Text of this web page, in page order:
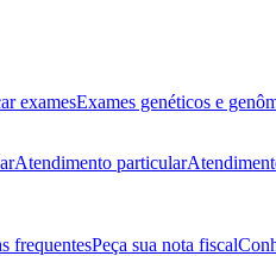
examesExames genéticos e
Atendimento particular
frequentesPeça sua nota fiscal